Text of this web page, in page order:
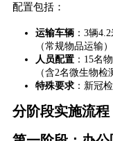
配置包括：
运输车辆：3辆
（常规物品运输）
人员配置：15名
（含2名微生物检
特殊要求：新冠
分阶段实施流程